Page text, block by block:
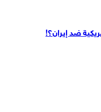
ضد إيران؟!